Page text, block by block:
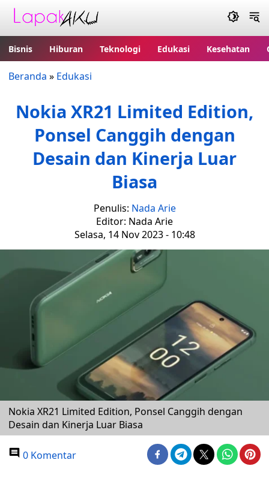
Bisnis Hiburan Teknologi Edukasi Kesehatan
Beranda » Edukasi
Nokia XR21 Limited Edition,
Ponsel Canggih dengan
Desain dan Kinerja Luar
Biasa
Penulis: Nada Arie
Editor: Nada Arie
Selasa, 14 Nov 2023 - 10:48
Nokia XR21 Limited Edition, Ponsel Canggih dengan
Desain dan Kinerja Luar Biasa
0 Komentar